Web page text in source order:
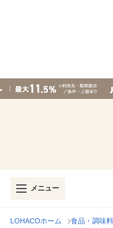
メニュー
LOHACOホーム 食品・調味